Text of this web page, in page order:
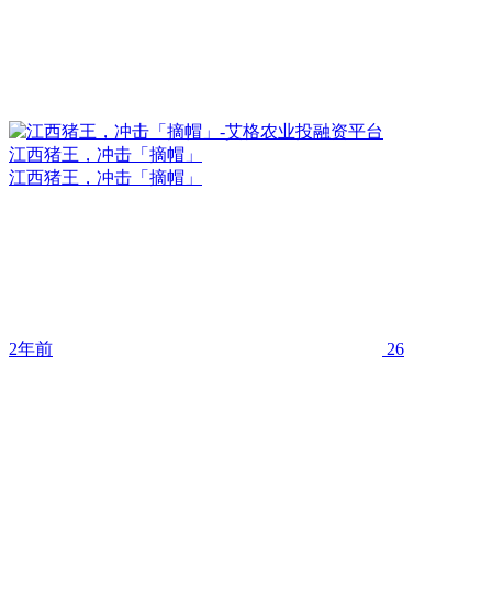
江西猪王，冲击「摘帽」
江西猪王，冲击「摘帽」
2年前 26